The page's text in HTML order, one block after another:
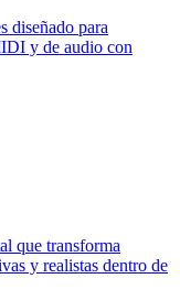
diseñado para
y de audio con
que transforma
y realistas dentro de